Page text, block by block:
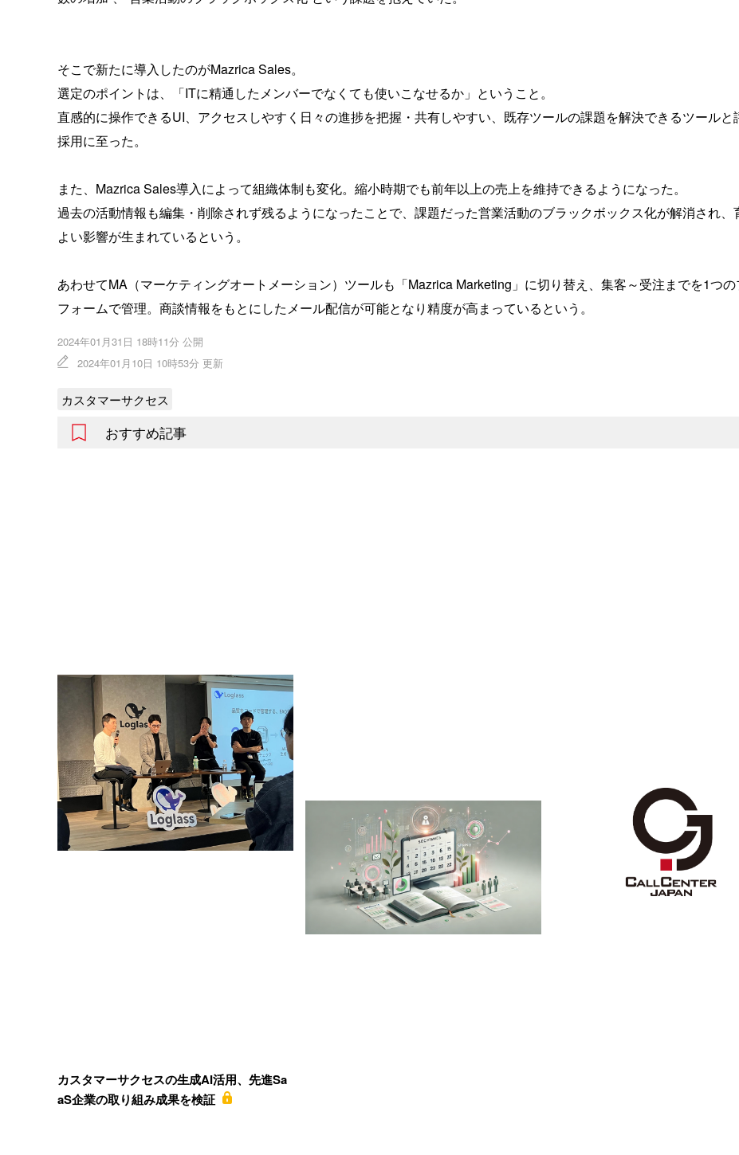
そこで新たに導入したのがMazrica Sales。
選定のポイントは、「ITに精通したメンバーでなくても使いこなせるか」ということ。
直感的に操作できるUI、アクセスしやすく日々の進捗を把握・共有しやすい、既存ツールの課題を解決できるツールと
採用に至った。
また、Mazrica Sales導入によって組織体制も変化。縮小時期でも前年以上の売上を維持できるようになった。
過去の活動情報も編集・削除されず残るようになったことで、課題だった営業活動のブラックボックス化が解消され、
よい影響が生まれているという。
あわせてMA（マーケティングオートメーション）ツールも「Mazrica Marketing」に切り替え、集客～受注までを1つの
フォームで管理。商談情報をもとにしたメール配信が可能となり精度が高まっているという。
2024年01月31日 18時11分 公開
2024年01月10日 10時53分 更新
カスタマーサクセス
おすすめ記事
カスタマーサクセスの生成AI活用、先進Sa
aS企業の取り組み成果を検証